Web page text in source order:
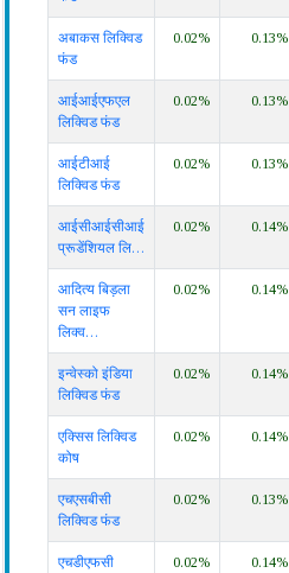
अबाकस लिक्विड
फंड
0.02% 0.13%
आईआईएफएल
लिक्विड फंड
0.02% 0.13%
आईटीआई
लिक्विड फंड
0.02% 0.13%
आईसीआईसीआई
प्रूडेंशियल लि…
0.02% 0.14%
आदित्य बिड़ला
सन लाइफ
लिक्व…
0.02% 0.14%
इन्वेस्को इंडिया
लिक्विड फंड
0.02% 0.14%
एक्सिस लिक्विड
कोष
0.02% 0.14%
एचएसबीसी
लिक्विड फंड
0.02% 0.13%
एचडीएफसी
0.02% 0.14%